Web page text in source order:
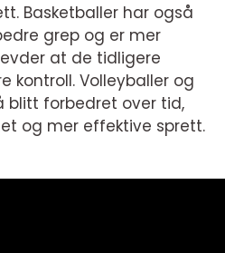
Basketballer har også
grep og er mer
at de tidligere
kontroll. Volleyballer og
blitt forbedret over tid,
og mer effektive sprett.